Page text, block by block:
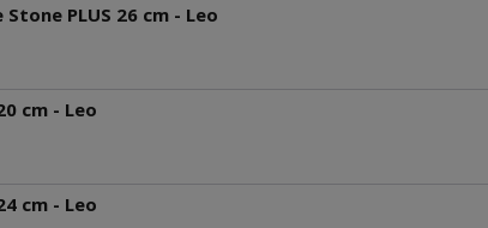
PLUS 26 cm - Leo
cm - Leo
cm - Leo